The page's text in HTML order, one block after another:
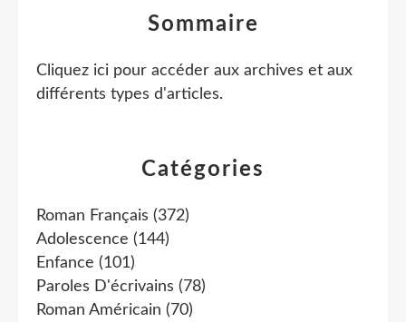
Catégories
Roman Français (372)
Adolescence (144)
Enfance (101)
Paroles D'écrivains (78)
Roman Américain (70)
Sommaire
Cliquez ici pour accéder aux archives et aux
différents types d'articles.